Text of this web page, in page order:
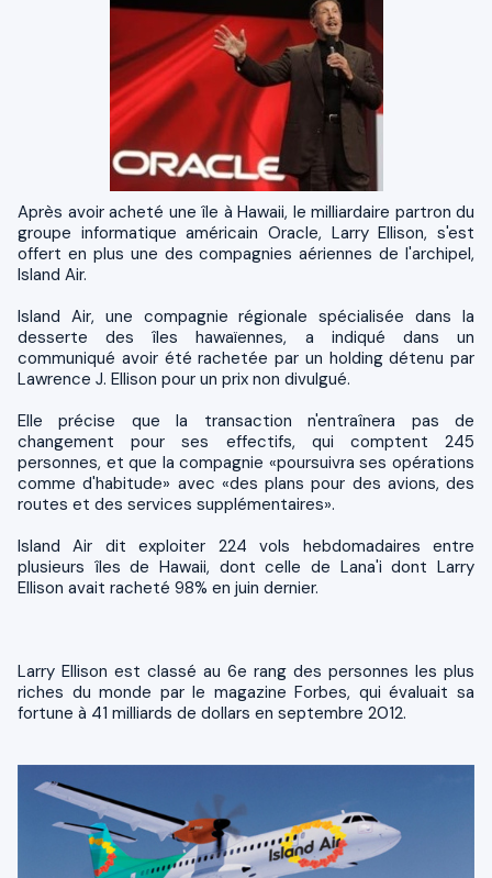
Après avoir acheté une île à Hawaii, le milliardaire partron du
groupe informatique américain Oracle, Larry Ellison, s'est
offert en plus une des compagnies aériennes de l'archipel,
Island Air.
Island Air, une compagnie régionale spécialisée dans la
desserte des îles hawaïennes, a indiqué dans un
communiqué avoir été rachetée par un holding détenu par
Lawrence J. Ellison pour un prix non divulgué.
Elle précise que la transaction n'entraînera pas de
changement pour ses effectifs, qui comptent 245
personnes, et que la compagnie «poursuivra ses opérations
comme d'habitude» avec «des plans pour des avions, des
routes et des services supplémentaires».
Island Air dit exploiter 224 vols hebdomadaires entre
plusieurs îles de Hawaii, dont celle de Lana'i dont Larry
Ellison avait racheté 98% en juin dernier.
Larry Ellison est classé au 6e rang des personnes les plus
riches du monde par le magazine Forbes, qui évaluait sa
fortune à 41 milliards de dollars en septembre 2012.